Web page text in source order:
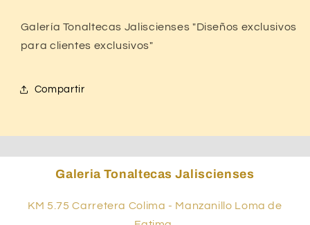
Galería Tonaltecas Jaliscienses "Diseños exclusivos
para clientes exclusivos"
Compartir
Galeria Tonaltecas Jaliscienses
KM 5.75 Carretera Colima - Manzanillo Loma de